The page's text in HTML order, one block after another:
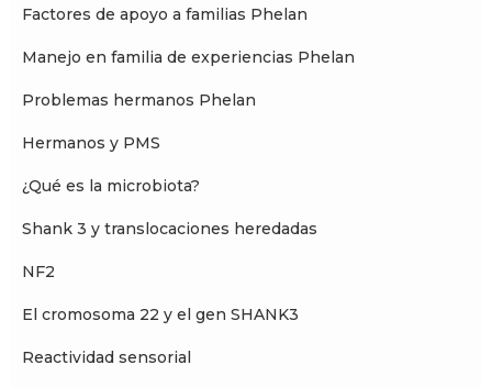
Factores de apoyo a familias Phelan
Manejo en familia de experiencias Phelan
Problemas hermanos Phelan
Hermanos y PMS
¿Qué es la microbiota?
Shank 3 y translocaciones heredadas
NF2
El cromosoma 22 y el gen SHANK3
Reactividad sensorial